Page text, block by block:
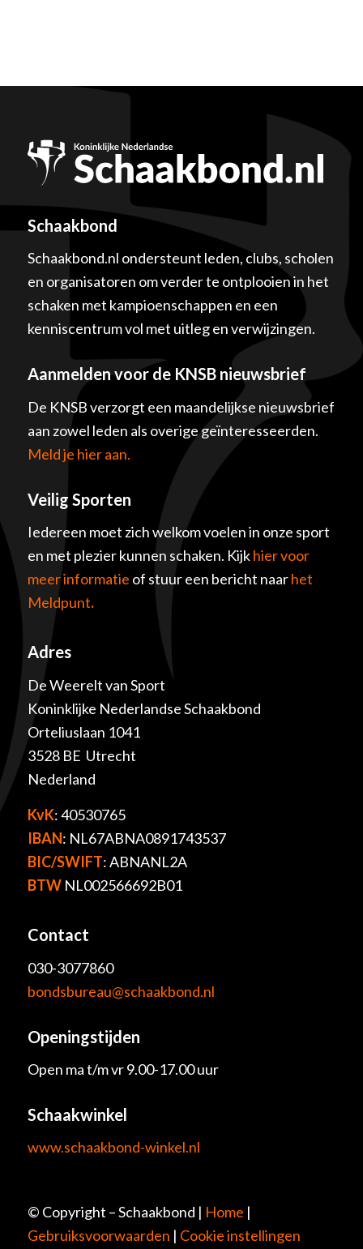
Schaakbond
Schaakbond.nl ondersteunt leden, clubs, scholen
en organisatoren om verder te ontplooien in het
schaken met kampioenschappen en een
kenniscentrum vol met uitleg en verwijzingen.
Aanmelden voor de KNSB nieuwsbrief
De KNSB verzorgt een maandelijkse nieuwsbrief
aan zowel leden als overige geïnteresseerden.
Meld je hier aan.
Veilig Sporten
Iedereen moet zich welkom voelen in onze sport
en met plezier kunnen schaken. Kijkhier voor
meer informatie of stuur een bericht naarhet
Meldpunt.
Adres
De Weerelt van Sport
Koninklijke Nederlandse Schaakbond
Orteliuslaan 1041
3528 BE Utrecht
Nederland
KvK: 40530765
IBAN: NL67ABNA0891743537
BIC/SWIFT: ABNANL2A
BTWNL002566692B01
Contact
030-3077860
bondsbureau@schaakbond.nl
Openingstijden
Open ma t/m vr 9.00-17.00 uur
Schaakwinkel
www.schaakbond-winkel.nl
© Copyright – Schaakbond | Home |
Gebruiksvoorwaarden | Cookie instellingen